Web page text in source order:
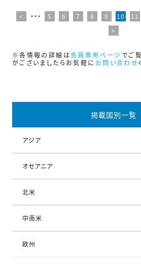
< ・・・ 5 6 7 8 9 10 11
>
※各情報の詳細は会員専用ページ でご
がございましたらお気軽に お問い合わせ
掲載国別一覧
アジア
オセアニア
北米
中南米
欧州